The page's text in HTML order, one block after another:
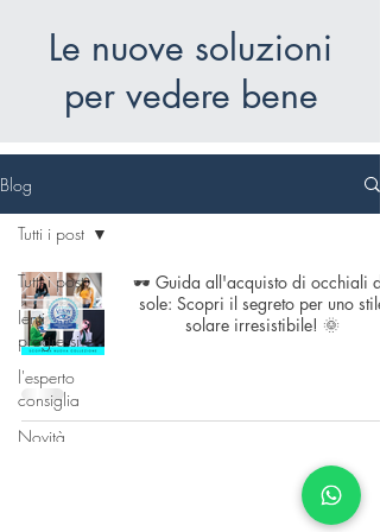
Le nuove soluzioni
per vedere bene
Blog
Tutti i post
lenti
progressive
l'esperto
consiglia
Novità
Tutti i post
🕶️ Guida all'acquisto di occhiali da
sole: Scopri il segreto per uno stile
solare irresistibile! 🌞